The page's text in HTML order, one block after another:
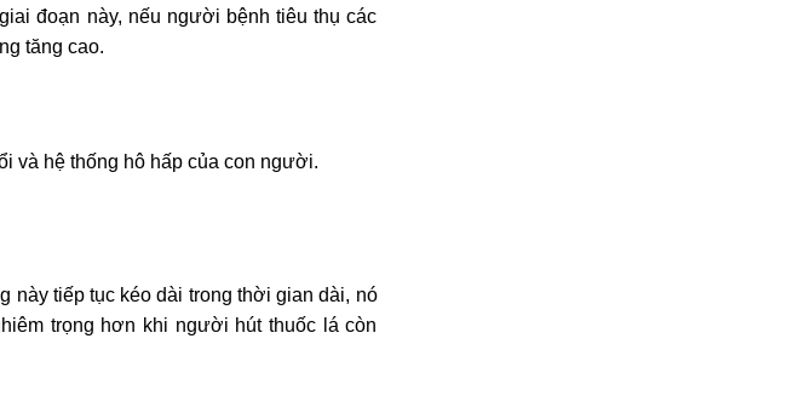
đoạn này, nếu người bệnh tiêu thụ các
tăng cao.
và hệ thống hô hấp của con người.
này tiếp tục kéo dài trong thời gian dài, nó
trọng hơn khi người hút thuốc lá còn